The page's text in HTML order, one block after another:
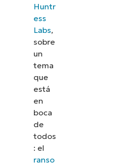
Huntr
ess
Labs,
sobre
un
tema
que
está
en
boca
de
todos
: el
ranso